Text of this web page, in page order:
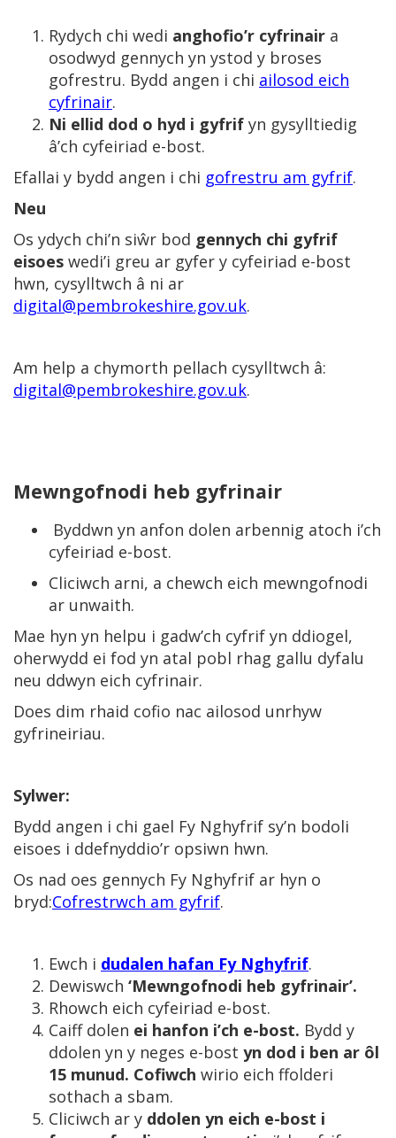
Rydych chi wedi anghofio’r cyfrinair a
osodwyd gennych yn ystod y broses
gofrestru. Bydd angen i chi ailosod eich
cyfrinair.
Ni ellid dod o hyd i gyfrif yn gysylltiedig
â’ch cyfeiriad e-bost.
Efallai y bydd angen i chi gofrestru am gyfrif.
Neu
Os ydych chi’n siŵr bod gennych chi gyfrif
eisoes wedi’i greu ar gyfer y cyfeiriad e-bost
hwn, cysylltwch â ni ar
digital@pembrokeshire.gov.uk.
Am help a chymorth pellach cysylltwch â:
digital@pembrokeshire.gov.uk.
Mewngofnodi heb gyfrinair
Byddwn yn anfon dolen arbennig atoch i’ch
cyfeiriad e-bost.
Cliciwch arni, a chewch eich mewngofnodi
ar unwaith.
Mae hyn yn helpu i gadw’ch cyfrif yn ddiogel,
oherwydd ei fod yn atal pobl rhag gallu dyfalu
neu ddwyn eich cyfrinair.
Does dim rhaid cofio nac ailosod unrhyw
gyfrineiriau.
Sylwer:
Bydd angen i chi gael Fy Nghyfrif sy’n bodoli
eisoes i ddefnyddio’r opsiwn hwn.
Os nad oes gennych Fy Nghyfrif ar hyn o
bryd:Cofrestrwch am gyfrif.
Ewch i dudalen hafan Fy Nghyfrif.
Dewiswch ‘Mewngofnodi heb gyfrinair’.
Rhowch eich cyfeiriad e-bost.
Caiff dolen ei hanfon i’ch e-bost. Bydd y
ddolen yn y neges e-bost yn dod i ben ar ôl
15 munud. Cofiwch wirio eich ffolderi
sothach a sbam.
Cliciwch ar y ddolen yn eich e-bost i